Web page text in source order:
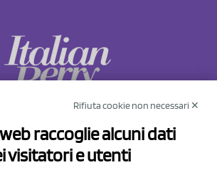
Sassuolo Vignola 315/1
41057 Spilamberto (MO)
Rifiuta cookie non necessari ✕
raccoglie alcuni dati
visitatori e utenti